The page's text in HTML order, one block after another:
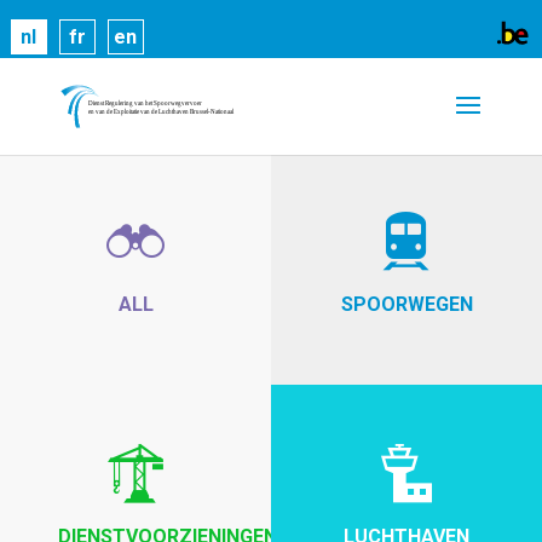
nl fr en
ALL SPOORWEGEN
DIENSTVOORZIENINGEN LUCHTHAVEN
Cookies helpen ons bij het leveren van onze
diensten. Door gebruik te maken van onze diensten,
gaat u akkoord met ons gebruik van cookies.
informatie